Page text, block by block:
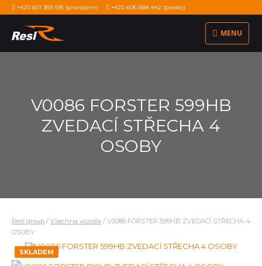
+420 601 383 595 (pronájem) +420 606 688 442 (prodej)
MENU
V0086 FORSTER 599HB
ZVEDACÍ STŘECHA 4
OSOBY
Resl group / Všechna vozidla / V0086 FORSTER 599HB ZVEDACÍ STŘECHA 4
OSOBY
SKLADEM